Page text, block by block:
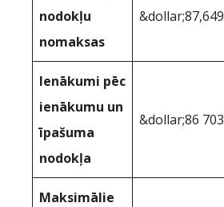
nodokļu
nomaksas
&dollar;87,649
Ienākumi pēc
ienākumu un
īpašuma
nodokļa
&dollar;86 703
Maksimālie